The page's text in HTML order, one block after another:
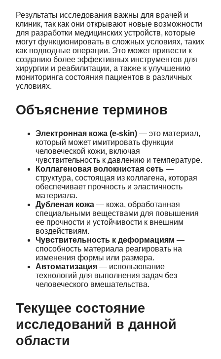
Результаты исследования важны для врачей и
клиник, так как они открывают новые возможности
для разработки медицинских устройств, которые
могут функционировать в сложных условиях, таких
как подводные операции. Это может привести к
созданию более эффективных инструментов для
хирургии и реабилитации, а также к улучшению
мониторинга состояния пациентов в различных
условиях.
Объяснение терминов
Электронная кожа (e-skin) — это материал,
который может имитировать функции
человеческой кожи, включая
чувствительность к давлению и температуре.
Коллагеновая волокнистая сеть —
структура, состоящая из коллагена, которая
обеспечивает прочность и эластичность
материала.
Дубленая кожа — кожа, обработанная
специальными веществами для повышения
ее прочности и устойчивости к внешним
воздействиям.
Чувствительность к деформациям —
способность материала реагировать на
изменения формы или размера.
Автоматизация — использование
технологий для выполнения задач без
человеческого вмешательства.
Текущее состояние
исследований в данной
области